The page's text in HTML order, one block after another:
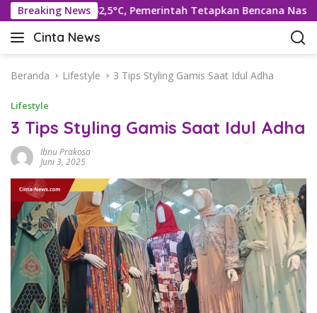
a
Breaking News
Rekor 42,5°C, Pemerintah Tetapkan Bencana Nasional
Cinta News
C
n
a
N
e
w
–
K
a
b
a
r
T
e
r
Beranda Lifestyle 3 Tips Styling Gamis Saat Idul Adha
Lifestyle
3 Tips Styling Gamis Saat Idul Adha
Ibnu Prakoso
Juni 3, 2025